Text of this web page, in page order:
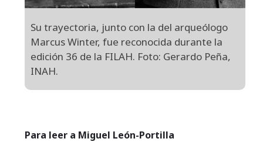
Su trayectoria, junto con la del arqueólogo
Marcus Winter, fue reconocida durante la
edición 36 de la FILAH. Foto: Gerardo Peña,
INAH.
Para leer a Miguel León-Portilla